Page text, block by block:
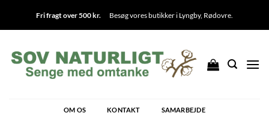
Fri fragt over 500 kr. Besøg vores butikker i Lyngby, Rødovre
OM OS KONTAKT SAMARBEJDE